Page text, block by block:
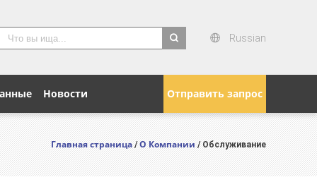
Russian
Отправить запрос
Новости
Главная страница /О Компании/ Обслуживание